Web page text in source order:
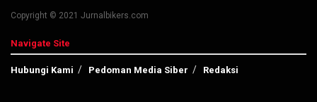
Copyright © 2021 Jurnalbikers.com
Navigate Site
Hubungi Kami Pedoman Media Siber Redaksi